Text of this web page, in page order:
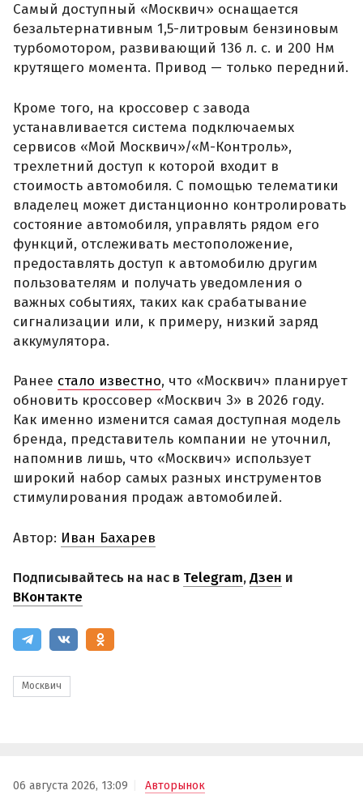
Самый доступный «Москвич» оснащается
безальтернативным 1,5-литровым бензиновым
турбомотором, развивающий 136 л. с. и 200 Нм
крутящего момента. Привод — только передний.
Кроме того, на кроссовер с завода
устанавливается система подключаемых
сервисов «Мой Москвич»/«М-Контроль»,
трехлетний доступ к которой входит в
стоимость автомобиля. С помощью телематики
владелец может дистанционно контролировать
состояние автомобиля, управлять рядом его
функций, отслеживать местоположение,
предоставлять доступ к автомобилю другим
пользователям и получать уведомления о
важных событиях, таких как срабатывание
сигнализации или, к примеру, низкий заряд
аккумулятора.
Ранее стало известно, что «Москвич» планирует
обновить кроссовер «Москвич 3» в 2026 году.
Как именно изменится самая доступная модель
бренда, представитель компании не уточнил,
напомнив лишь, что «Москвич» использует
широкий набор самых разных инструментов
стимулирования продаж автомобилей.
Автор: Иван Бахарев
Подписывайтесь на нас в Telegram,Дзен и
ВКонтакте
Москвич
06 августа 2026, 13:09 Авторынок